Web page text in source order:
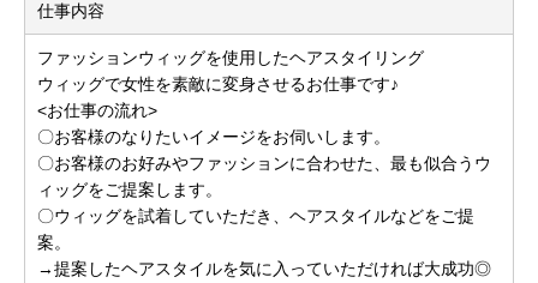
仕事内容
ファッションウィッグを使用したヘアスタイリング
ウィッグで女性を素敵に変身させるお仕事です♪
<お仕事の流れ>
〇お客様のなりたいイメージをお伺いします。
〇お客様のお好みやファッションに合わせた、最も似合うウ
ィッグをご提案します。
〇ウィッグを試着していただき、ヘアスタイルなどをご提
案。
→提案したヘアスタイルを気に入っていただければ大成功◎